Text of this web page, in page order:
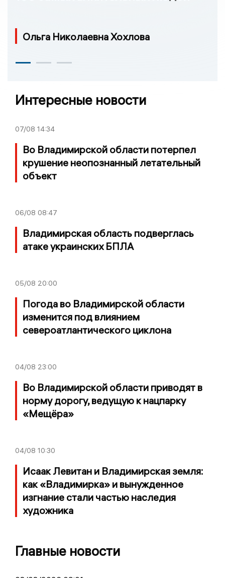
Ольга Николаевна Хохлова
Интересные новости
07/08 14:34
Во Владимирской области потерпел
крушение неопознанный летательный
объект
06/08 08:47
Владимирская область подверглась
атаке украинских БПЛА
05/08 20:00
Погода во Владимирской области
изменится под влиянием
североатлантического циклона
04/08 23:00
Во Владимирской области приводят в
норму дорогу, ведущую к нацпарку
«Мещёра»
04/08 10:30
Исаак Левитан и Владимирская земля:
как «Владимирка» и вынужденное
изгнание стали частью наследия
художника
Главные новости